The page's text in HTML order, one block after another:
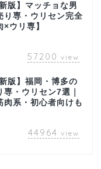
版】マッチョな男
り専・ウリセン完全
ウリ専】
57200 view
版】福岡・博多の
専・ウリセン7選｜
肉系・初心者向けも
44964 view